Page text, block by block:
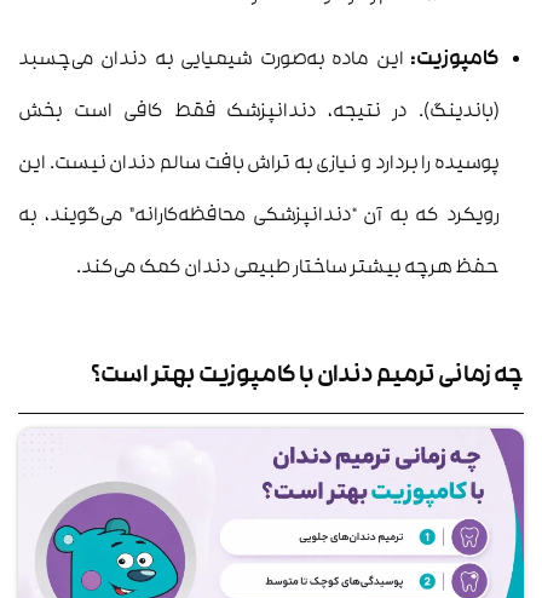
کامپوزیت: این ماده به‌صورت شیمیایی به دندان می‌چسبد
(باندینگ). در نتیجه، دندانپزشک فقط کافی است بخش
پوسیده را بردارد و نیازی به تراش بافت سالم دندان نیست. این
رویکرد که به آن “دندانپزشکی محافظه‌کارانه” می‌گویند، به
حفظ هرچه بیشتر ساختار طبیعی دندان کمک می‌کند.
چه زمانی ترمیم دندان با کامپوزیت بهتر است؟